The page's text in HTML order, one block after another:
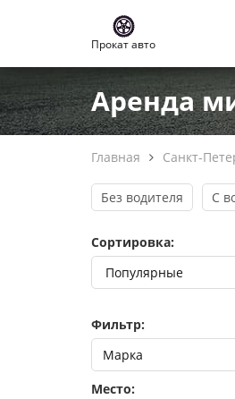
Прокат авто
Аренда
Главная Санкт-
Без водителя С
Сортировка:
Фильтр:
Марка
Место: